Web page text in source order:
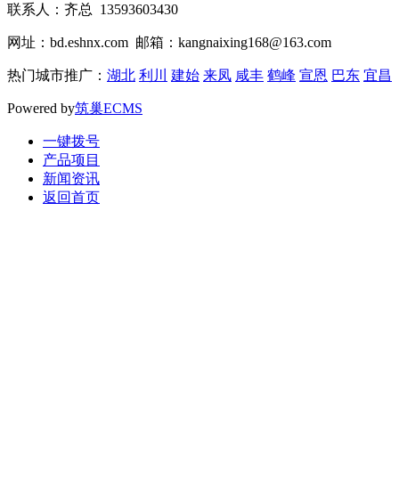
联系人：齐总 13593603430
网址：bd.eshnx.com 邮箱：kangnaixing168@163.com
热门城市推广： 湖北 利川 建始 来凤 咸丰 鹤峰 宣恩 巴东 宜昌
Powered by筑巢ECMS
一键拨号
产品项目
新闻资讯
返回首页